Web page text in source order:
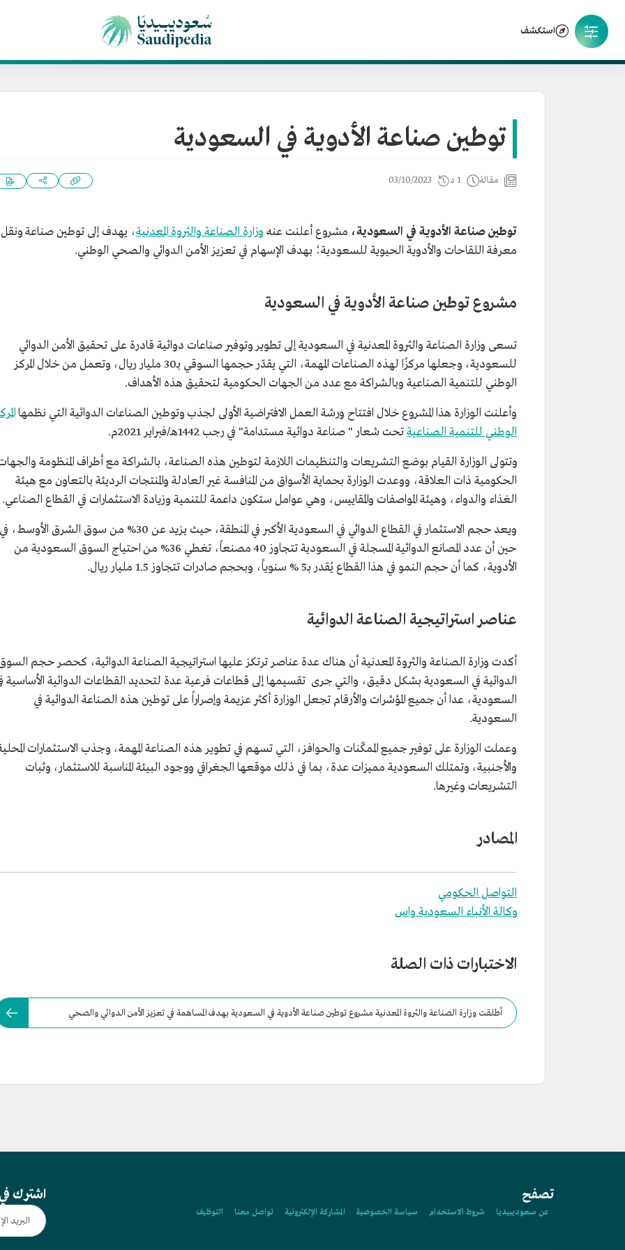
استكشف
توطين صناعة الأدوية في السعودية
مقالة 1 د 03/10/2023
توطين صناعة الأدوية في السعودية، مشروع أعلنت عنه وزارة الصناعة والثروة المعدنية، يهدف إلى توطين صناعة ونقل
معرفة اللقاحات والأدوية الحيوية للسعودية؛ بهدف الإسهام في تعزيز الأمن الدوائي والصحي الوطني.
مشروع توطين صناعة الأدوية في السعودية
تسعى وزارة الصناعة والثروة المعدنية في السعودية إلى تطوير وتوفير صناعات دوائية قادرة على تحقيق الأمن الدوائي
للسعودية، وجعلها مركزًا لهذه الصناعات المهمة، التي يقدّر حجمها السوقي بـ30 مليار ريال، وتعمل من خلال المركز
الوطني للتنمية الصناعية وبالشراكة مع عدد من الجهات الحكومية لتحقيق هذه الأهداف.
وأعلنت الوزارة هذا المشروع خلال افتتاح ورشة العمل الافتراضية الأولى لجذب وتوطين الصناعات الدوائية التي نظمها
الوطني للتنمية الصناعيةتحت شعار " صناعة دوائية مستدامة" في رجب 1442هـ/فبراير 2021م.
وتتولى الوزارة القيام بوضع التشريعات والتنظيمات اللازمة لتوطين هذه الصناعة، بالشراكة مع أطراف المنظومة
الحكومية ذات العلاقة، ووعدت الوزارة بحماية الأسواق من المنافسة غير العادلة والمنتجات الرديئة بالتعاون مع هيئة
الغذاء والدواء، وهيئة المواصفات والمقاييس، وهي عوامل ستكون داعمة للتنمية وزيادة الاستثمارات في القطاع الصناعي.
ويعد حجم الاستثمار في القطاع الدوائي في السعودية الأكبر في المنطقة، حيث يزيد عن 30% من سوق الشرق الأوسط، في
حين أن عدد المصانع الدوائية المسجلة في السعودية تتجاوز 40 مصنعاً، تغطي 36% من احتياج السوق السعودية من
الأدوية، كما أن حجم النمو في هذا القطاع يُقدر بـ5 % سنوياً، وبحجم صادرات تتجاوز 1.5 مليار ريال.
عناصر استراتيجية الصناعة الدوائية
أكدت وزارة الصناعة والثروة المعدنية أن هناك عدة عناصر ترتكز عليها استراتيجية الصناعة الدوائية، كحصر حجم
الدوائية في السعودية بشكل دقيق، والتي جرى تقسيمها إلى قطاعات فرعية عدة لتحديد القطاعات الدوائية الأساسية
السعودية، عدا أن جميع المؤشرات والأرقام تجعل الوزارة أكثر عزيمة وإصراراً على توطين هذه الصناعة الدوائية في
السعودية.
وعملت الوزارة على توفير جميع الممكّنات والحوافز، التي تسهم في تطوير هذه الصناعة المهمة، وجذب الاستثمارات
والأجنبية، وتمتلك السعودية مميزات عدة، بما في ذلك موقعها الجغرافي ووجود البيئة المناسبة للاستثمار، وثبات
التشريعات وغيرها.
المصادر
التواصل الحكومي
وكالة الأنباء السعودية واس
الاختبارات ذات الصلة
أطلقت وزارة الصناعة والثروة المعدنية مشروع توطين صناعة الأدوية في السعودية بهدف المساهمة في تعزيز الأمن الدوائي والصحي
تصفح
عن سعوديبيديا شروط الاستخدام سياسة الخصوصية المشاركة الإلكترونية تواصل معنا التوظيف
اشترك